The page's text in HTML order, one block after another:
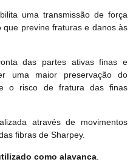
uma transmissão de força
previne fraturas e danos às
das partes ativas finas e
uma maior preservação do
o risco de fratura das finas
através de movimentos
fibras de Sharpey.
como alavanca.